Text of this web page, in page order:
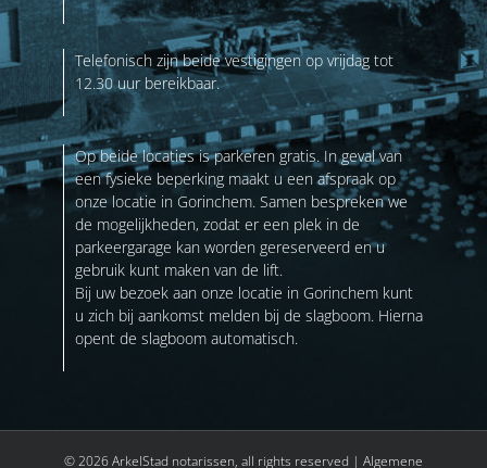
Telefonisch zijn beide vestigingen op vrijdag tot
12.30 uur bereikbaar.
Op beide locaties is parkeren gratis. In geval van
een fysieke beperking maakt u een afspraak op
onze locatie in Gorinchem. Samen bespreken we
de mogelijkheden, zodat er een plek in de
parkeergarage kan worden gereserveerd en u
gebruik kunt maken van de lift.
Bij uw bezoek aan onze locatie in Gorinchem kunt
u zich bij aankomst melden bij de slagboom. Hierna
opent de slagboom automatisch.
© 2026 ArkelStad notarissen, all rights reserved | Algemene